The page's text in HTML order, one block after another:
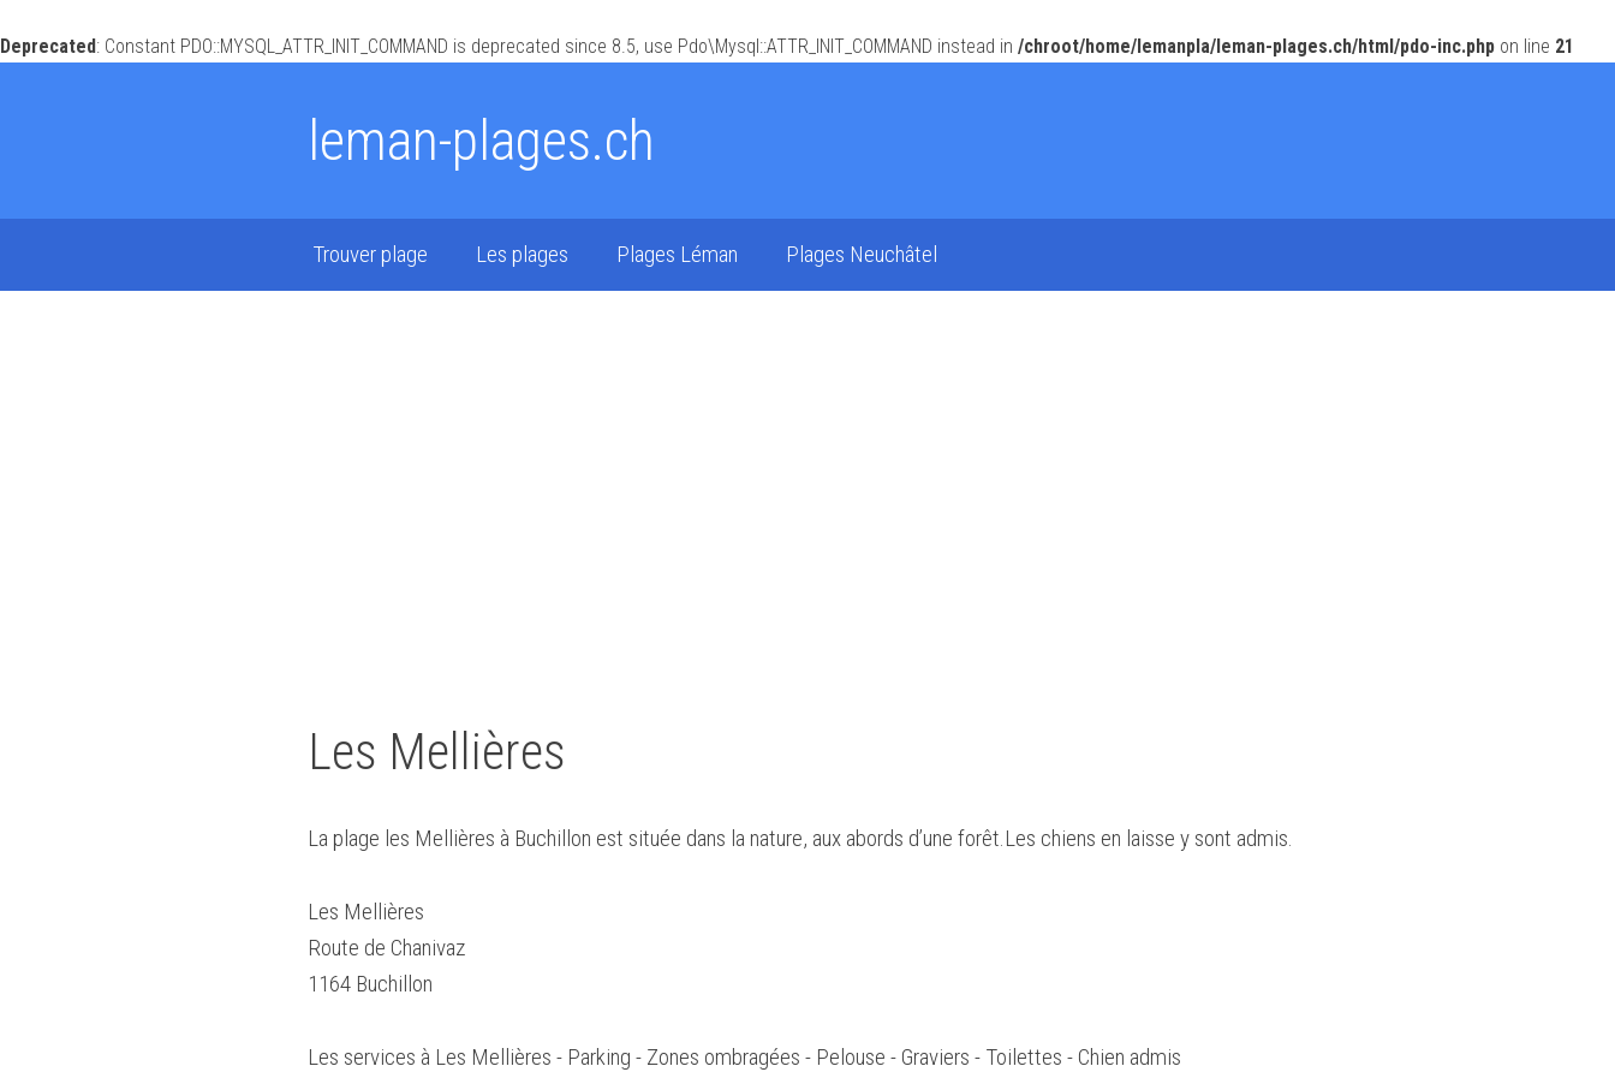
Deprecated: Constant PDO::MYSQL_ATTR_INIT_COMMAND is deprecated since 8.5, use Pdo\Mysql::ATTR_INIT_COMMAND instead in /chroot/home/lemanpla/leman-plages.ch/html/pdo-inc.php on line 21
leman-plages.ch
Trouver plage Les plages Plages Léman Plages Neuchâtel
Les Mellières
La plage les Mellières à Buchillon est située dans la nature, aux abords d’une forêt.Les chiens en laisse y sont admis.
Les Mellières
Route de Chanivaz
1164 Buchillon
Les services à Les Mellières - Parking - Zones ombragées - Pelouse - Graviers - Toilettes - Chien admis